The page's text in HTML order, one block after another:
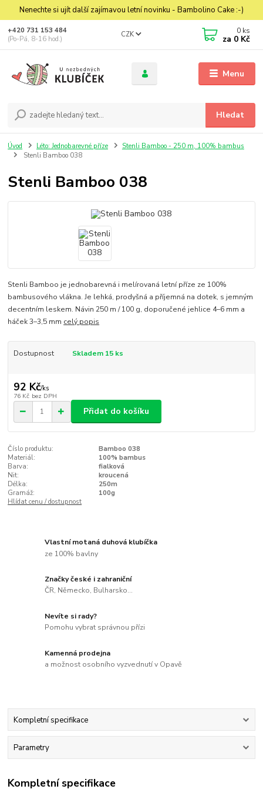
Nenechte si ujít další zajímavou letní novinku - Bambolino Cake :-)
Menu
CZK
Hledat
+420 731 153 484
(Po-Pá, 8-16 hod.)
0 ks
za 0 Kč
Úvod Léto: Jednobarevné příze
Stenli Bamboo - 250 m, 100% bambus
Stenli Bamboo 038
Stenli Bamboo 038
Stenli Bamboo je jednobarevná i melírovaná letní příze ze 100%
bambusového vlákna. Je lehká, prodyšná a příjemná na dotek, s jemným
decentním leskem. Návin 250 m / 100 g, doporučené jehlice 4–6 mm a
háček 3–3,5 mm celý popis
Dostupnost Skladem 15 ks
92 Kč/ks
76 Kč bez DPH
Přidat do košíku
Číslo produktu:
Bamboo 038
Materiál:
100% bambus
Barva:
fialková
Nit:
kroucená
Délka:
250m
Gramáž:
100g
Hlídat cenu / dostupnost
Vlastní motaná duhová klubíčka
ze 100% bavlny
Značky české i zahraniční
ČR, Německo, Bulharsko...
Nevíte si rady?
Pomohu vybrat správnou přízi
Kamenná prodejna
a možnost osobního vyzvednutí v Opavě
Kompletní specifikace
Parametry
Kompletní specifikace